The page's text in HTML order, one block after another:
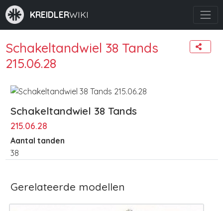
KREIDLERWIKI
Schakeltandwiel 38 Tands
215.06.28
Schakeltandwiel 38 Tands
215.06.28
Aantal tanden
38
Gerelateerde modellen